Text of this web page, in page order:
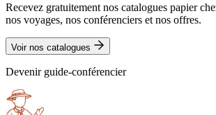
Recevez gratuitement nos catalogues papier
nos voyages, nos conférenciers et nos offres.
Voir nos catalogues
Devenir guide-conférencier